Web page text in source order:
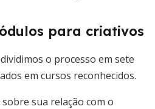
para criativos
o processo em sete
em cursos reconhecidos.
sobre sua relação com o